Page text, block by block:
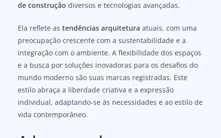
de construção diversos e tecnologias avançadas.
Ela reflete as tendências arquitetura atuais, com uma
preocupação crescente com a sustentabilidade e a
integração com o ambiente. A flexibilidade dos espaços
e a busca por soluções inovadoras para os desafios do
mundo moderno são suas marcas registradas. Este
estilo abraça a liberdade criativa e a expressão
individual, adaptando-se às necessidades e ao estilo de
vida contemporâneo.